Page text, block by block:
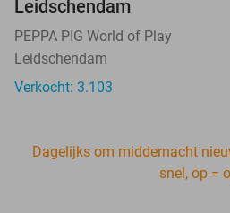
Leidschendam
PEPPA PIG World of Play
Leidschendam
Verkocht: 3.103
Dagelijks om middernacht
snel, op =